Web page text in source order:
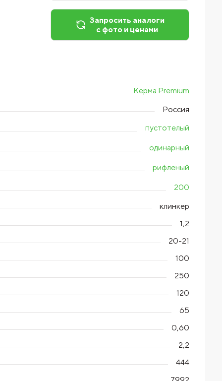
Запросить аналоги
с фото и ценами
Керма Premium
Россия
пустотелый
одинарный
рифленый
200
клинкер
1,2
20-21
100
250
120
65
0,60
2,2
444